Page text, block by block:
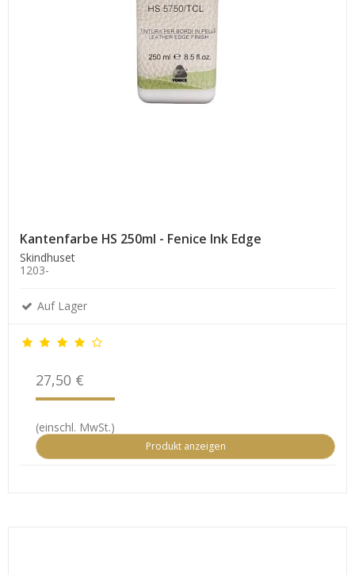
Kantenfarbe HS 250ml - Fenice Ink Edge
Skindhuset
1203-
Auf Lager
27,50 €
(einschl. MwSt.)
Produkt anzeigen